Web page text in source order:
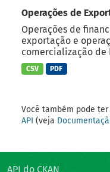
Operações de
Operações de
exportação e
comercialização de
CSV PDF
Você também pode
API (veja
API do CKAN